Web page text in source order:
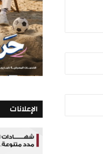
الإعلانات